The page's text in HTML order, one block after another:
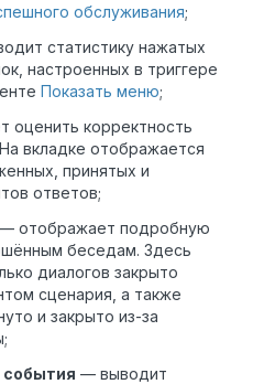
обслуживания;
статистику нажатых
настроенных в триггере
Показать меню;
оценить корректность
вкладке отображается
принятых и
ответов;
— отображает подробную
беседам. Здесь
диалогов закрыто
сценария, а также
и закрыто из-за
события — выводит